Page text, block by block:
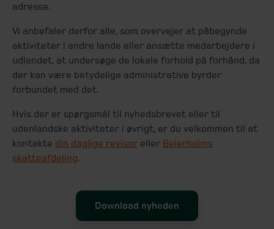
adresse.
Vi anbefaler derfor alle, som overvejer at påbegynde
aktiviteter i andre lande eller ansætte medarbejdere i
udlandet, at undersøge de lokale forhold på forhånd, da
der kan være betydelige administrative byrder
forbundet med det.
Hvis der er spørgsmål til nyhedsbrevet eller til
udenlandske aktiviteter i øvrigt, er du velkommen til at
kontakte din daglige revisor eller Beierholms
skatteafdeling.
Download nyheden